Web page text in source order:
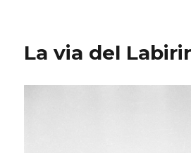
La via del